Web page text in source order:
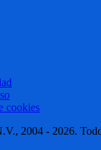
cookies
2004 - 2026.